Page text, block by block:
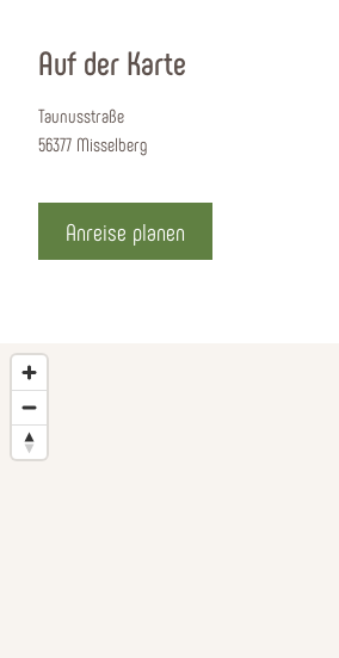
Auf der Karte
Taunusstraße
56377 Misselberg
Anreise planen